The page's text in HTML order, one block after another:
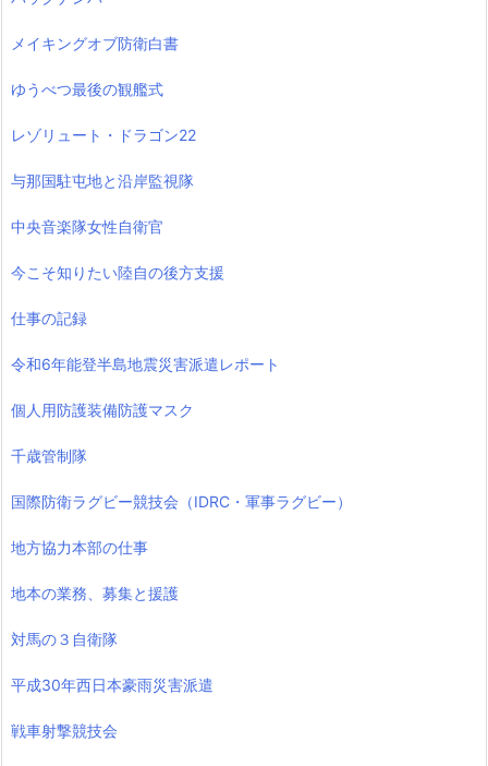
メイキングオブ防衛白書
ゆうべつ最後の観艦式
レゾリュート・ドラゴン22
与那国駐屯地と沿岸監視隊
中央音楽隊女性自衛官
今こそ知りたい陸自の後方支援
仕事の記録
令和6年能登半島地震災害派遣レポート
個人用防護装備防護マスク
千歳管制隊
国際防衛ラグビー競技会（IDRC・軍事ラグビー）
地方協力本部の仕事
地本の業務、募集と援護
対馬の３自衛隊
平成30年西日本豪雨災害派遣
戦車射撃競技会